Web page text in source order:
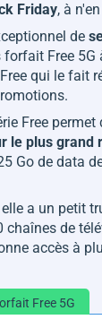
Friday, à
de
Free 5G
qui le fait
Free permet
le plus grand
Go de data
a un petit
chaînes de
accès à
Free 5G